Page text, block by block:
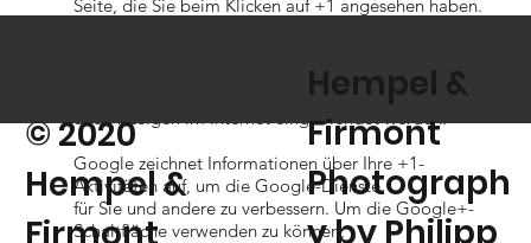
Seite, die Sie beim Klicken auf +1 angesehen haben.
Diensten, wie etwa in Suchergebnissen oder in Ihrem
Google-Profil, oder an anderen Stellen auf Websites
und Anzeigen im Internet eingeblendet werden.
Google zeichnet Informationen über Ihre +1-
Aktivitäten auf, um die Google-Dienste
für Sie und andere zu verbessern. Um die Google+-
Schaltfläche verwenden zu können,
© 2020
Hempel &
Hempel &
Firmont
Photograph
y by Philipp